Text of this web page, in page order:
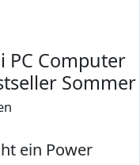
PC Computer
Sommer
ein Power